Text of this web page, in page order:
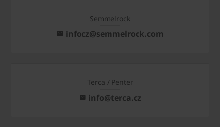
Semmelrock
infocz@semmelrock.com
Terca / Penter
info@terca.cz